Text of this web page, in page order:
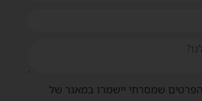
שמסרתי יישמרו במאגר של